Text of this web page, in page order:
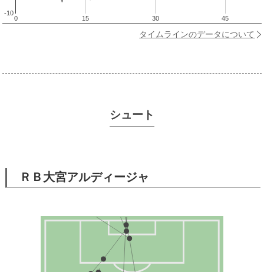
0 15 30 45
-10
タイムラインのデータについて
シュート
ＲＢ大宮アルディージャ